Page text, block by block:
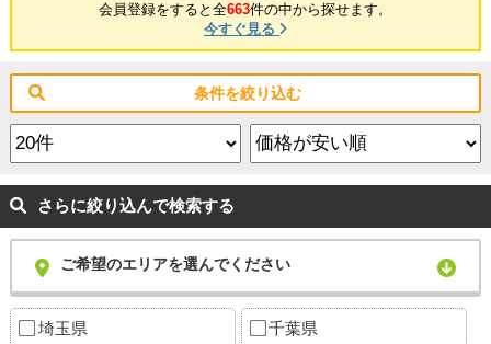
会員登録をすると全663件の中から探せます。
今すぐ見る
条件を絞り込む
さらに絞り込んで検索する
ご希望のエリアを選んでください
埼玉県 千葉県